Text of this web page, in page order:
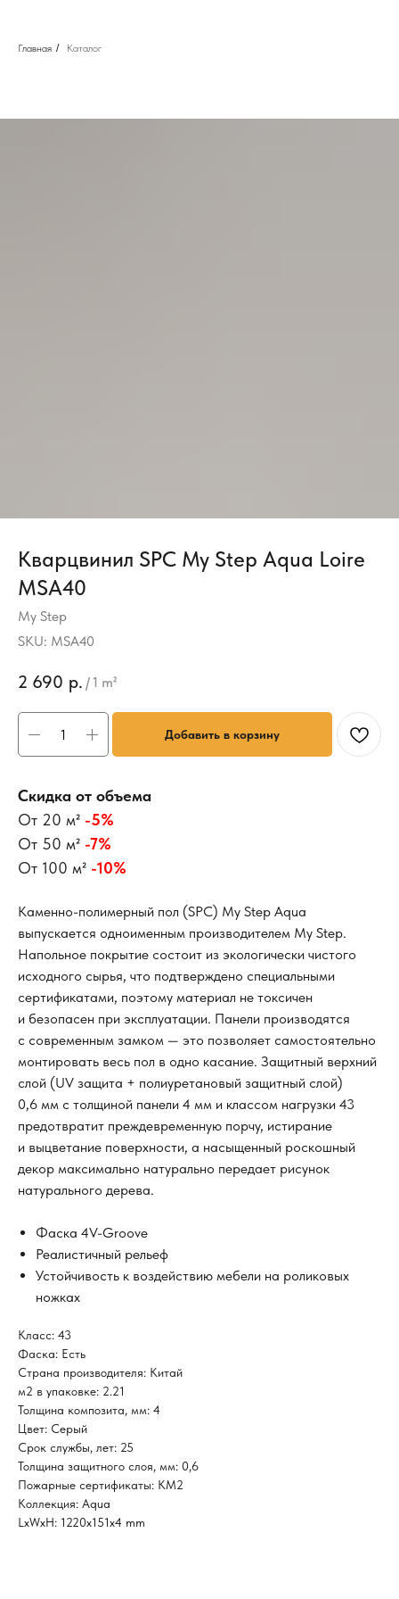
Главная / Каталог
Кварцвинил SPC My Step Aqua Loire
MSA40
My Step
SKU: MSA40
2 690 р. /1 m²
Добавить в корзину
Скидка от объема
От 20 м² -5%
От 50 м² -7%
От 100 м² -10%
Каменно-полимерный пол (SPC) My Step Aqua
выпускается одноименным производителем My Step.
Напольное покрытие состоит из экологически чистого
исходного сырья, что подтверждено специальными
сертификатами, поэтому материал не токсичен
и безопасен при эксплуатации. Панели производятся
с современным замком — это позволяет самостоятельно
монтировать весь пол в одно касание. Защитный верхний
слой (UV защита + полиуретановый защитный слой)
0,6 мм с толщиной панели 4 мм и классом нагрузки 43
предотвратит преждевременную порчу, истирание
и выцветание поверхности, а насыщенный роскошный
декор максимально натурально передает рисунок
натурального дерева.
Фаска 4V-Groove
Реалистичный рельеф
Устойчивость к воздействию мебели на роликовых
ножках
Класс: 43
Фаска: Есть
Страна производителя: Китай
м2 в упаковке: 2.21
Толщина композита, мм: 4
Цвет: Серый
Срок службы, лет: 25
Толщина защитного слоя, мм: 0,6
Пожарные сертификаты: КМ2
Коллекция: Aqua
LxWxH: 1220x151x4 mm